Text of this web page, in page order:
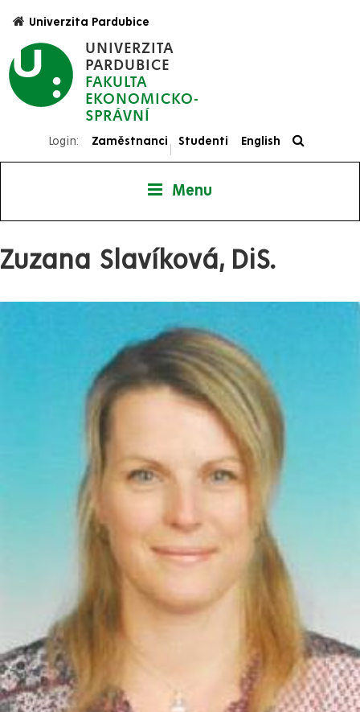
hlavnímu
obsahu
UNIVERZITA
PARDUBICE
FAKULTA
EKONOMICKO-
SPRÁVNÍ
Univerzita Pardubice
Login: Zaměstnanci
|
Studenti English
Menu
Zuzana Slavíková, DiS.